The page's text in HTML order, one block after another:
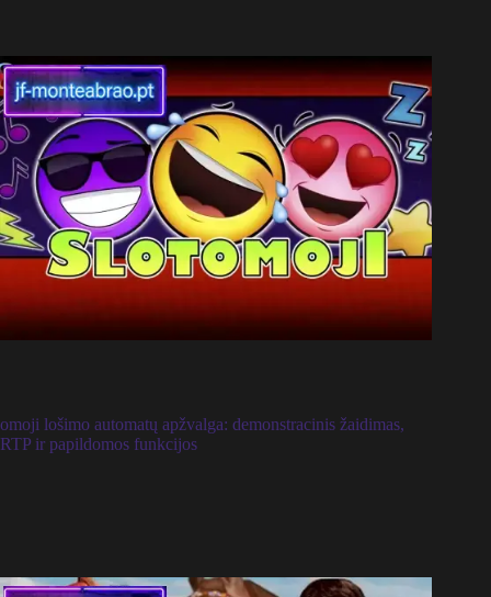
omoji lošimo automatų apžvalga: demonstracinis žaidimas,
RTP ir papildomos funkcijos